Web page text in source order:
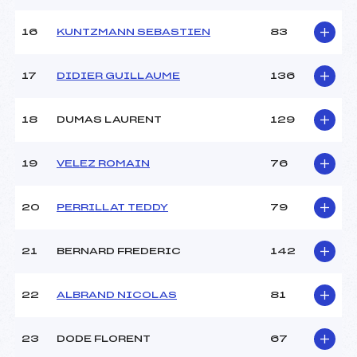
Cad->Mas
16 KUNTZMANN SEBASTIEN 83
17 DIDIER GUILLAUME 136
18 DUMAS LAURENT 129
19 VELEZ ROMAIN 76
20 PERRILLAT TEDDY 79
21 BERNARD FREDERIC 142
22 ALBRAND NICOLAS 81
23 DODE FLORENT 67